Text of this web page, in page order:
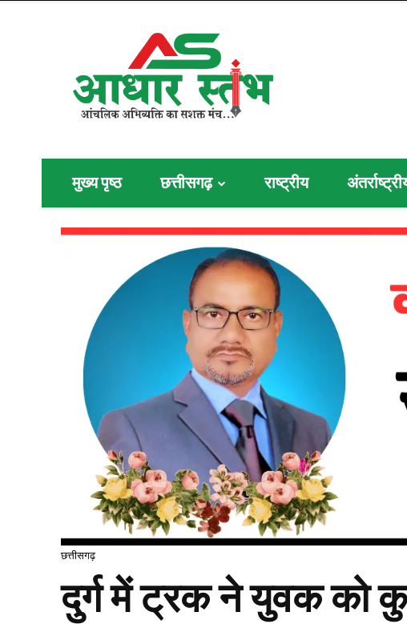
मुख्य पृष्ठ छत्तीसगढ़ राष्ट्रीय
छत्तीसगढ़
दुर्ग में ट्रक ने युवक को